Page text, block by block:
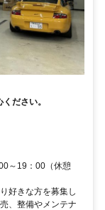
ださい。
～19：00（休憩
好きな方を募集し
、整備やメンテナ